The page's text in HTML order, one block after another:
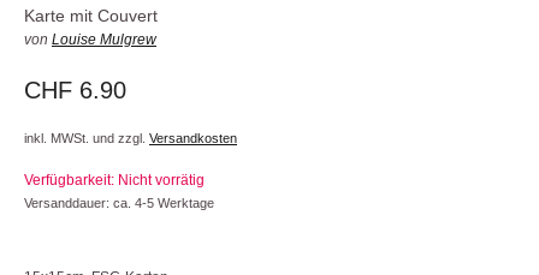
Karte mit Couvert
von Louise Mulgrew
CHF 6.90
inkl. MWSt. und zzgl. Versandkosten
Verfügbarkeit: Nicht vorrätig
Versanddauer: ca. 4-5 Werktage